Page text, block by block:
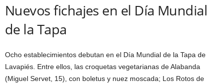
Nuevos fichajes en el Día Mundial
de la Tapa
Ocho establecimientos debutan en el Día Mundial de la Tapa de
Lavapiés. Entre ellos, las croquetas vegetarianas de Alabanda
(Miguel Servet, 15), con boletus y nuez moscada; Los Rotos de